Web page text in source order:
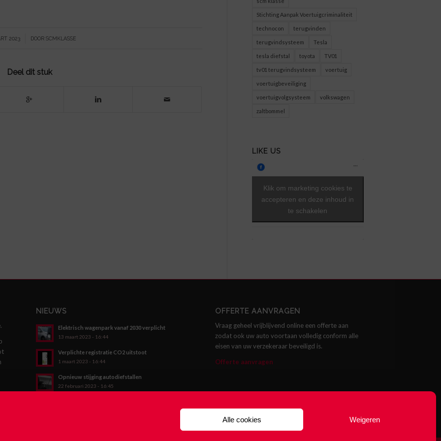
Alle cookies Weigeren
2023 DOOR SCMKLASSE
Deel dit stuk
Stichting Aanpak Voertuigcriminaliteit
technocon terugvinden
terugvindsysteem Tesla
tesla diefstal toyota TV01
tv01 terugvindsysteem voertuig
voertuigbeveiliging
voertuigvolgsysteem volkswagen
zaltbommel
LIKE US
Klik om marketing cookies te
accepteren en deze inhoud in
te schakelen
NIEUWS
Elektrisch wagenpark vanaf 2030 verplicht
13 maart 2023 - 16:44
Verplichte registratie CO2 uitstoot
1 maart 2023 - 16:44
Opnieuw stijging autodiefstallen
22 februari 2023 - 16:45
OFFERTE AANVRAGEN
Vraag geheel vrijblijvend online een offerte aan
zodat ook uw auto voortaan volledig conform alle
eisen van uw verzekeraar beveiligd is.
Offerte aanvragen